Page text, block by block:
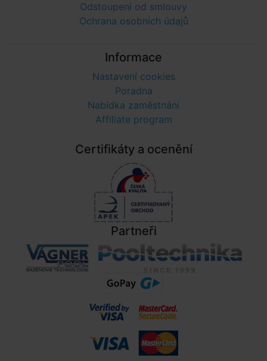
Odstoupení od smlouvy
Ochrana osobních údajů
Informace
Nastavení cookies
Poradna
Nabídka zaměstnání
Affiliate program
Certifikáty a ocenění
Partneři